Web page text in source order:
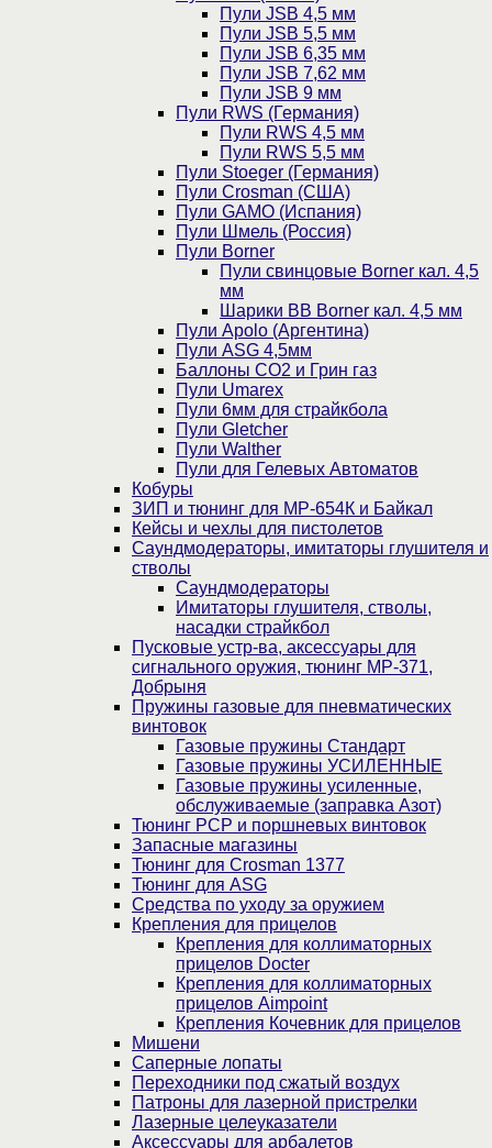
Пули JSB 4,5 мм
Пули JSB 5,5 мм
Пули JSB 6,35 мм
Пули JSB 7,62 мм
Пули JSB 9 мм
Пули RWS (Германия)
Пули RWS 4,5 мм
Пули RWS 5,5 мм
Пули Stoeger (Германия)
Пули Crosman (США)
Пули GAMO (Испания)
Пули Шмель (Россия)
Пули Borner
Пули свинцовые Borner кал. 4,5
мм
Шарики BB Borner кал. 4,5 мм
Пули Apolo (Аргентина)
Пули ASG 4,5мм
Баллоны CO2 и Грин газ
Пули Umarex
Пули 6мм для страйкбола
Пули Gletcher
Пули Walther
Пули для Гелевых Автоматов
Кобуры
ЗИП и тюнинг для МР-654К и Байкал
Кейсы и чехлы для пистолетов
Саундмодераторы, имитаторы глушителя и
стволы
Саундмодераторы
Имитаторы глушителя, стволы,
насадки страйкбол
Пусковые устр-ва, аксессуары для
сигнального оружия, тюнинг МР-371,
Добрыня
Пружины газовые для пневматических
винтовок
Газовые пружины Стандарт
Газовые пружины УСИЛЕННЫЕ
Газовые пружины усиленные,
обслуживаемые (заправка Азот)
Тюнинг PCP и поршневых винтовок
Запасные магазины
Тюнинг для Crosman 1377
Тюнинг для ASG
Средства по уходу за оружием
Крепления для прицелов
Крепления для коллиматорных
прицелов Docter
Крепления для коллиматорных
прицелов Aimpoint
Крепления Кочевник для прицелов
Мишени
Саперные лопаты
Переходники под сжатый воздух
Патроны для лазерной пристрелки
Лазерные целеуказатели
Аксессуары для арбалетов